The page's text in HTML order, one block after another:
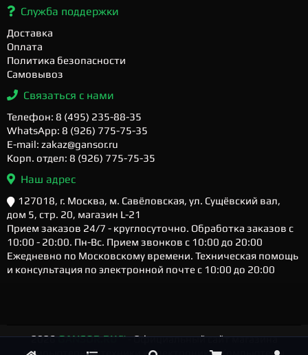
Служба поддержки
Доставка
Оплата
Политика безопасности
Самовывоз
Связаться с нами
Телефон: 8 (495) 235-88-35
WhatsApp: 8 (926) 775-75-35
E-mail: zakaz@gansor.ru
Корп. отдел: 8 (926) 775-75-35
Наш адрес
127018, г. Москва, м. Савёловская, ул. Сущёвский вал,
дом 5, стр. 20, магазин L-21
Прием заказов 24/7 - круглосуточно. Обработка заказов с
10:00 - 20:00. Пн-Вс. Прием звонков с 10:00 до 20:00
Ежедневно по Московскому времени. Техническая помощь
и консультация по электронной почте с 10:00 до 20:00
2026GANSOR.RU ™- Официальный сайт магазина
компьютерной техники и электроники. Компьютеры